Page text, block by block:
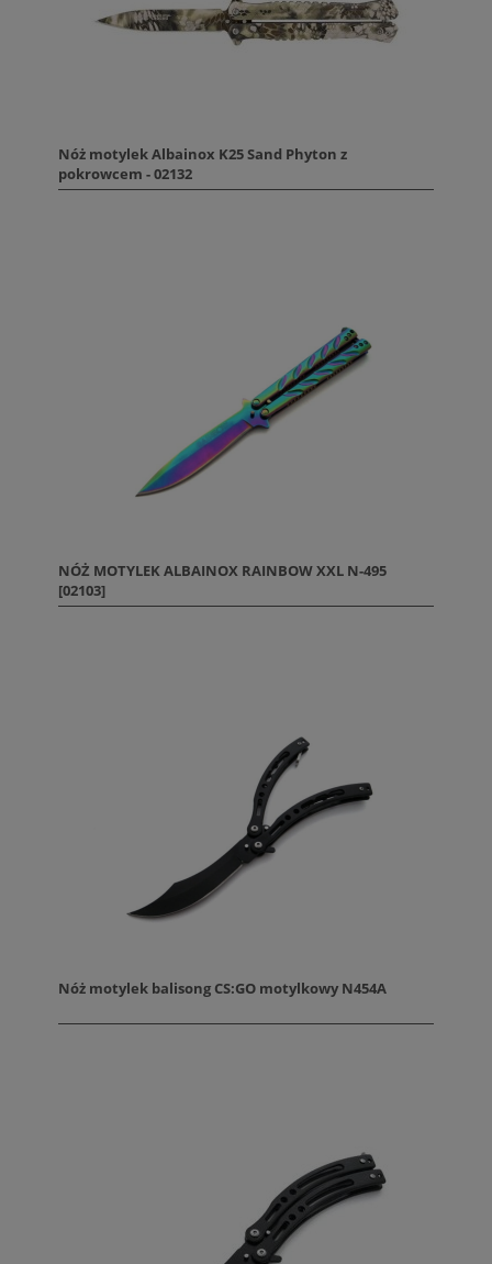
Nóż motylek Albainox K25 Sand Phyton z
pokrowcem - 02132
NÓŻ MOTYLEK ALBAINOX RAINBOW XXL N-495
[02103]
Nóż motylek balisong CS:GO motylkowy N454A